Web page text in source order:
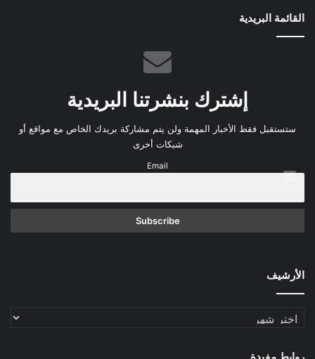
القائمة البريدية
إشترك بنشرتنا البريدية
ستستقبل فقط الأخبار المهمة ولن يتم مشاركة بريدك الخاص مع مواقع أو
شبكات أخرى
Email
الأرشيف
الأرشيف